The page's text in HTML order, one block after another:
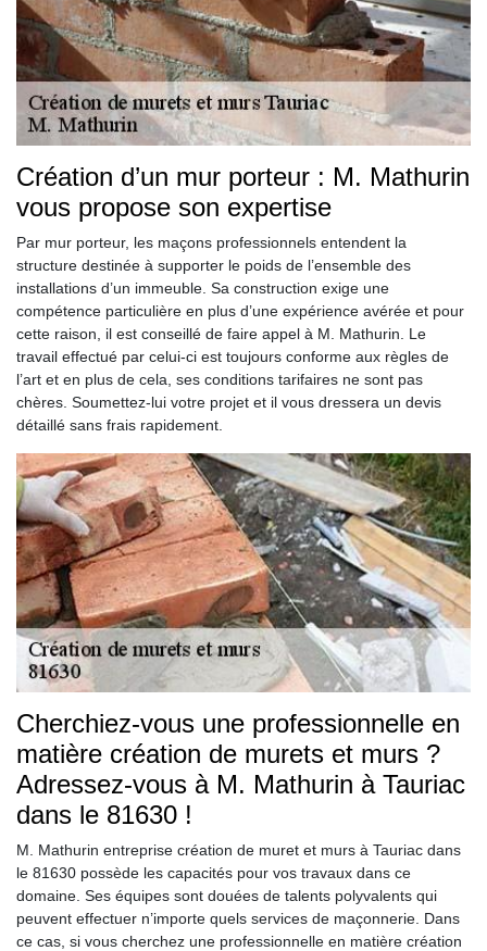
Création d’un mur porteur : M. Mathurin
vous propose son expertise
Par mur porteur, les maçons professionnels entendent la
structure destinée à supporter le poids de l’ensemble des
installations d’un immeuble. Sa construction exige une
compétence particulière en plus d’une expérience avérée et pour
cette raison, il est conseillé de faire appel à M. Mathurin. Le
travail effectué par celui-ci est toujours conforme aux règles de
l’art et en plus de cela, ses conditions tarifaires ne sont pas
chères. Soumettez-lui votre projet et il vous dressera un devis
détaillé sans frais rapidement.
Cherchiez-vous une professionnelle en
matière création de murets et murs ?
Adressez-vous à M. Mathurin à Tauriac
dans le 81630 !
M. Mathurin entreprise création de muret et murs à Tauriac dans
le 81630 possède les capacités pour vos travaux dans ce
domaine. Ses équipes sont douées de talents polyvalents qui
peuvent effectuer n’importe quels services de maçonnerie. Dans
ce cas, si vous cherchez une professionnelle en matière création